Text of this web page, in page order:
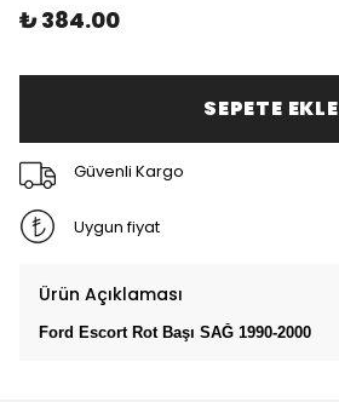
₺ 384.00
SEPETE EKLE
Güvenli Kargo
Uygun fiyat
Ürün Açıklaması
Ford Escort Rot Başı SAĞ 1990-2000